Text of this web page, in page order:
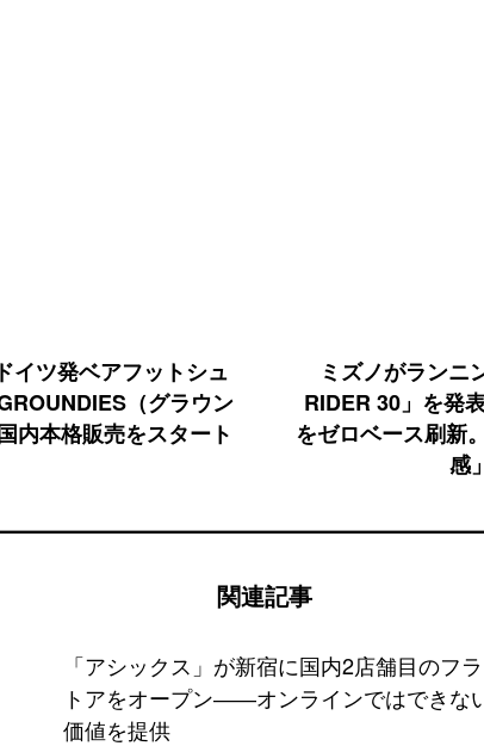
イツ発ベアフットシュ
（グラウン
内本格販売をスタート
ミズノがランニ
RIDER 30」を発
をゼロベース刷新
感
関連記事
「アシックス」が新宿に国内2店舗目のフ
トアをオープン――オンラインではできな
価値を提供